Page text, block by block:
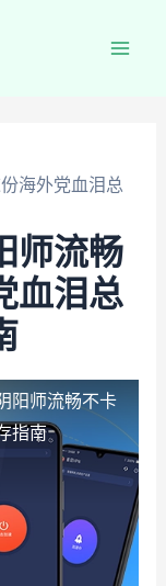
海外党血泪总
师流畅
血泪总
阳师流畅不卡
指南